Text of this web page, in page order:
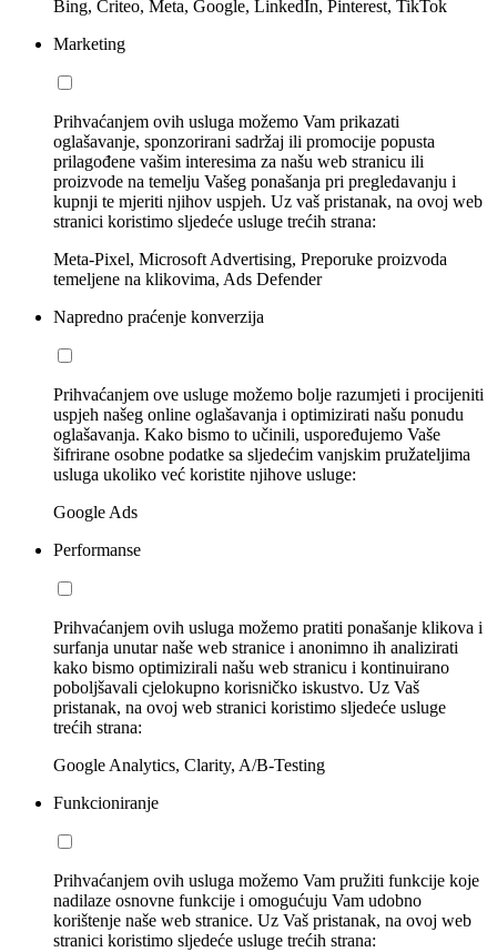
Bing, Criteo, Meta, Google, LinkedIn, Pinterest, TikTok
Marketing
Prihvaćanjem ovih usluga možemo Vam prikazati
oglašavanje, sponzorirani sadržaj ili promocije popusta
prilagođene vašim interesima za našu web stranicu ili
proizvode na temelju Vašeg ponašanja pri pregledavanju i
kupnji te mjeriti njihov uspjeh. Uz vaš pristanak, na ovoj web
stranici koristimo sljedeće usluge trećih strana:
Meta-Pixel, Microsoft Advertising, Preporuke proizvoda
temeljene na klikovima, Ads Defender
Napredno praćenje konverzija
Prihvaćanjem ove usluge možemo bolje razumjeti i procijeniti
uspjeh našeg online oglašavanja i optimizirati našu ponudu
oglašavanja. Kako bismo to učinili, uspoređujemo Vaše
šifrirane osobne podatke sa sljedećim vanjskim pružateljima
usluga ukoliko već koristite njihove usluge:
Google Ads
Performanse
Prihvaćanjem ovih usluga možemo pratiti ponašanje klikova i
surfanja unutar naše web stranice i anonimno ih analizirati
kako bismo optimizirali našu web stranicu i kontinuirano
poboljšavali cjelokupno korisničko iskustvo. Uz Vaš
pristanak, na ovoj web stranici koristimo sljedeće usluge
trećih strana:
Google Analytics, Clarity, A/B-Testing
Funkcioniranje
Prihvaćanjem ovih usluga možemo Vam pružiti funkcije koje
nadilaze osnovne funkcije i omogućuju Vam udobno
korištenje naše web stranice. Uz Vaš pristanak, na ovoj web
stranici koristimo sljedeće usluge trećih strana: